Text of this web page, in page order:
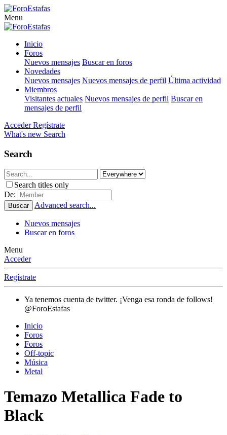
Menu
Inicio
Foros
Nuevos mensajes Buscar en foros
Novedades
Nuevos mensajes Nuevos mensajes de perfil Última actividad
Miembros
Visitantes actuales Nuevos mensajes de perfil Buscar en
mensajes de perfil
Acceder Regístrate
What's new Search
Search
Search titles only
De:
Buscar Advanced search...
Nuevos mensajes
Buscar en foros
Menu
Acceder
Regístrate
Ya tenemos cuenta de twitter. ¡Venga esa ronda de follows!
@ForoEstafas
Inicio
Foros
Foros
Off-topic
Música
Metal
Temazo Metallica Fade to
Black